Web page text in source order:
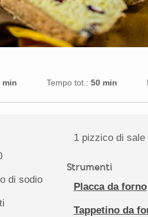
min Tempo tot.: 50 min
di sodio
1pizzico di sale
Strumenti
Placca da forno
Tappetino da